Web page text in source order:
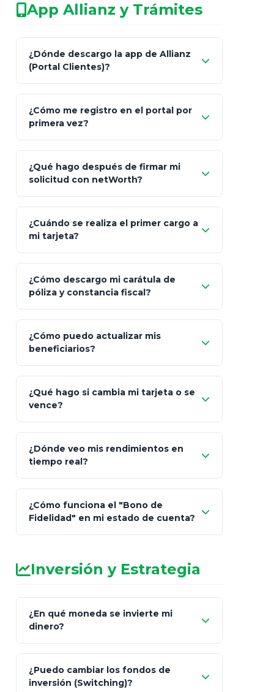
patrimonio con asesores informales en
redes sociales.
Característica netWorth (Certificado)
Fiscalidad Estrategia Art. 151 / 93
App Allianz y Trámites
¿Dónde descargo la app de Allianz
(Portal Clientes)?
Client"
App Store (iOS) Google Play
¿Cómo me registro en el portal por
primera vez?
Bienvenida
"¿Aún no tienes cuenta?
Regístrate"
¿Qué hago después de firmar mi
solicitud con netWorth?
¿Cuándo se realiza el primer cargo a
mi tarjeta?
¿Cómo descargo mi carátula de
póliza y constancia fiscal?
"Mis Pólizas" > "Documentos"
¿Cómo puedo actualizar mis
beneficiarios?
¿Qué hago si cambia mi tarjeta o se
vence?
"Link
de Cobro Seguro"
¿Dónde veo mis rendimientos en
tiempo real?
¿Cómo funciona el "Bono de
Fidelidad" en mi estado de cuenta?
Inversión y Estrategia
¿En qué moneda se invierte mi
dinero?
inflación), Dólares o Euros
¿Puedo cambiar los fondos de
inversión (Switching)?